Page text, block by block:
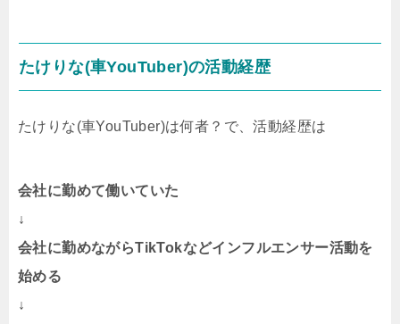
たけりな(車YouTuber)の活動経歴
たけりな(車YouTuber)は何者？で、活動経歴は
会社に勤めて働いていた
↓
会社に勤めながらTikTokなどインフルエンサー活動を
始める
↓